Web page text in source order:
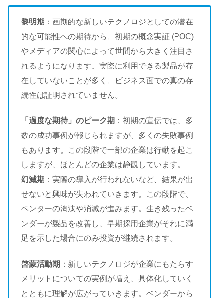
黎明期 ：画期的な新しいテクノロジとしての潜在
的な可能性への期待から、初期の概念実証 (POC)
やメディアの関心によって世間から大きく注目さ
れるようになります。実際に利用できる製品が存
在していないことが多く、ビジネス面での真の存
続性は証明されていません。
「過度な期待」のピーク期 ：初期の宣伝では、多
数の成功事例が報じられますが、多くの失敗事例
もあります。この段階で一部の企業は行動を起こ
しますが、ほとんどの企業は静観しています。
幻滅期 ：実際の導入が行われないなど、結果が出
せないと興味が失われていきます。この段階で、
ベンダーの淘汰や消滅が進みます。生き残ったベ
ンダーが製品を改善し、早期採用企業がそれに満
足を示した場合にのみ投資が継続されます。
啓蒙活動期 ：新しいテクノロジが企業にもたらす
メリットについての実例が増え、具体化していく
とともに理解が広がっていきます。ベンダーから